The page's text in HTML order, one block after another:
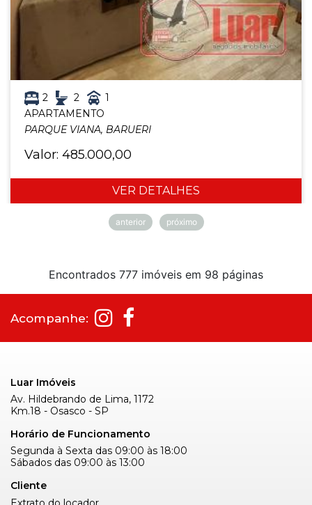
2 2
1
APARTAMENTO
PARQUE VIANA, BARUERI
Valor: 485.000,00
VER DETALHES
anterior próximo
Encontrados 777 imóveis em 98 páginas
Acompanhe:
Luar Imóveis
Av. Hildebrando de Lima, 1172
Km.18 - Osasco - SP
Horário de Funcionamento
Segunda à Sexta das 09:00 às 18:00
Sábados das 09:00 às 13:00
Cliente